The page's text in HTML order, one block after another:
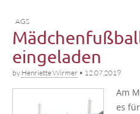
AGS
eingeladen
by Henriette Wirmer • 12.07.2019
Am
es